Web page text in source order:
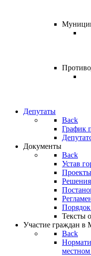
Депутаты
Back
График
Документы
Back
Устав
Тексты
Участие граждан
Back